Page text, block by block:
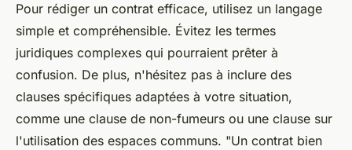
Pour rédiger un contrat efficace, utilisez un langage
simple et compréhensible. Évitez les termes
juridiques complexes qui pourraient prêter à
confusion. De plus, n'hésitez pas à inclure des
clauses spécifiques adaptées à votre situation,
comme une clause de non-fumeurs ou une clause sur
l'utilisation des espaces communs. "Un contrat bien